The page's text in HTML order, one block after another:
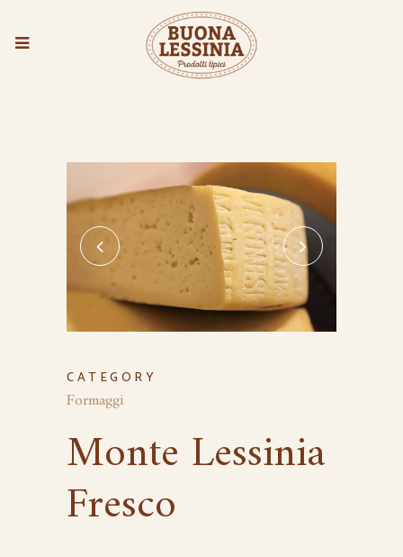
CATEGORY
Formaggi
Monte Lessinia
Fresco